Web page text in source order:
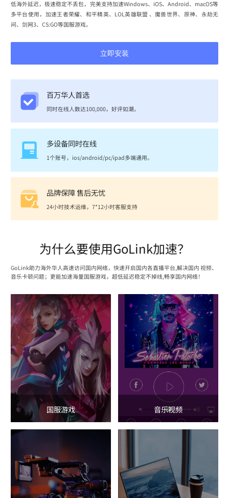
低海外延迟，极速稳定不丢包，完美支持加速Windows、iOS、Android、macOS等
多平台使用，加速王者荣耀、和平精英、LOL英雄联盟 、魔兽世界、原神、永劫无
间、剑网3、CS:GO等国服游戏。
立即安装
百万华人首选
同时在线人数达100,000，好评如潮。
多设备同时在线
1个账号，ios/android/pc/ipad多端通用。
品牌保障 售后无忧
24小时技术运维，7*12小时客服支持
为什么要使用GoLink加速？
GoLink助力海外华人高速访问国内网络，快速开启国内各直播平台,解决国内 视频、
音乐卡顿问题；更能加速海量国服游戏，超低延迟稳定不掉线,畅享国内网络！
国服游戏 音乐视频